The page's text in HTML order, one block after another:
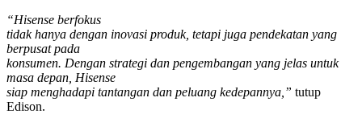
“Hisense berfokus
tidak hanya dengan inovasi produk, tetapi juga pendekatan yang
berpusat pada
konsumen. Dengan strategi dan pengembangan yang jelas untuk
masa depan, Hisense
siap menghadapi tantangan dan peluang kedepannya,” tutup
Edison.